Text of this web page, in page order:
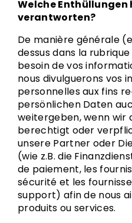
Welche Enthüllungen
verantworten?
De manière générale
dessus dans la
besoin de vos
nous divulguerons vos
personnelles aux fins
persönlichen Daten
weitergeben, wenn wir
berechtigt oder
unsere Partner oder
(wie z.B. die
de paiement, les
sécurité et les
support) afin de nous
produits ou services.